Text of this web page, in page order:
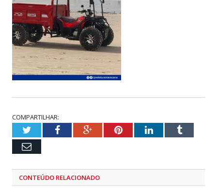
COMPARTILHAR:
TwitterFacebookGoogle+PinterestLinkedInTumblr
Email
CONTEÚDO RELACIONADO